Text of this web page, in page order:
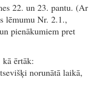
22. un 23. pantu. (Ar
lēmumu Nr. 2.1.,
pienākumiem pret
kā ērtāk:
norunātā laikā,